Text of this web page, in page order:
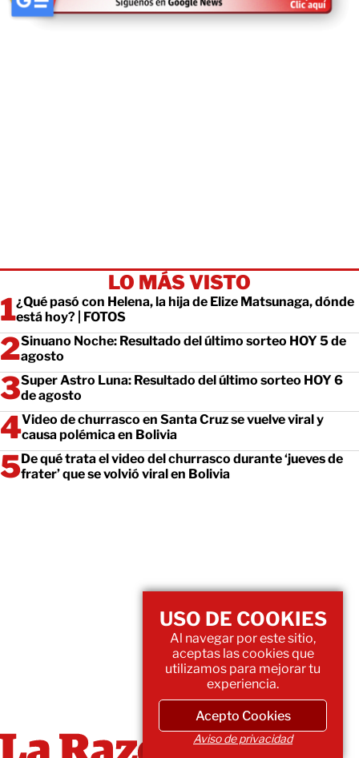
LO MÁS VISTO
¿Qué pasó con Helena, la hija de Elize Matsunaga, dónde
está hoy? | FOTOS
Sinuano Noche: Resultado del último sorteo HOY 5 de
agosto
Super Astro Luna: Resultado del último sorteo HOY 6
de agosto
Video de churrasco en Santa Cruz se vuelve viral y
causa polémica en Bolivia
De qué trata el video del churrasco durante ‘jueves de
frater’ que se volvió viral en Bolivia
USO DE COOKIES
Al navegar por este sitio,
aceptas las cookies que
utilizamos para mejorar tu
experiencia.
Acepto Cookies
Aviso de privacidad